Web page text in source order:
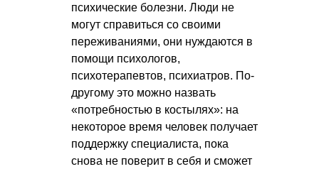
психические болезни. Люди не
могут справиться со своими
переживаниями, они нуждаются в
помощи психологов,
психотерапевтов, психиатров. По-
другому это можно назвать
«потребностью в костылях»: на
некоторое время человек получает
поддержку специалиста, пока
снова не поверит в себя и сможет